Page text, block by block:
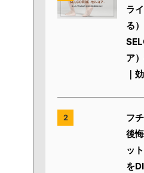
ラ
る
ア
｜
2
フ
後
ッ
を